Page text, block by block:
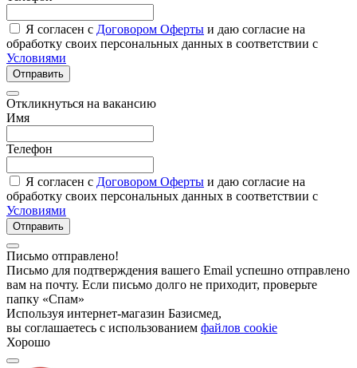
Я согласен с Договором Оферты и даю согласие на
обработку своих персональных данных в соответствии с
Условиями
Отправить
Откликнуться на вакансию
Имя
Телефон
Я согласен с Договором Оферты и даю согласие на
обработку своих персональных данных в соответствии с
Условиями
Отправить
Письмо отправлено!
Письмо для подтверждения вашего Email успешно отправлено
вам на почту. Если письмо долго не приходит, проверьте
папку «Спам»
Используя интернет-магазин Базисмед,
вы соглашаетесь с использованием файлов cookie
Хорошо